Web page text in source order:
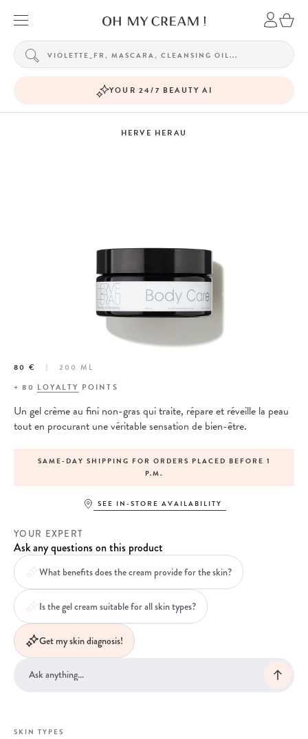
YOUR 24/7 BEAUTY AI
HERVE HERAU
80 €
200 ML
+80 LOYALTY POINTS
Un gel crème au fini non-gras qui traite, répare et réveille la peau
tout en procurant une véritable sensation de bien-être.
SAME-DAY SHIPPING FOR ORDERS PLACED BEFORE 1
P.M.
SEE IN-STORE AVAILABILITY
YOUR EXPERT
Ask any questions on this product
What benefits does the cream provide for the skin?
Is the gel cream suitable for all skin types?
Get my skin diagnosis!
SKIN TYPES